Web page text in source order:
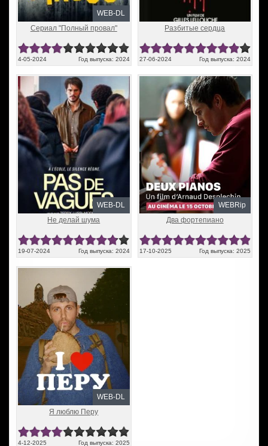
WEB-DL
Сериал "Полный провал"
4-05-2024 Год выпуска: 2024
Разбитые сердца
27-06-2024 Год выпуска: 2024
WEB-DL
Не делай шума
19-07-2024 Год выпуска: 2024
WEBRip
Два фортепиано
17-10-2025 Год выпуска: 2025
WEB-DL
Я люблю Перу
4-12-2025 Год выпуска: 2025